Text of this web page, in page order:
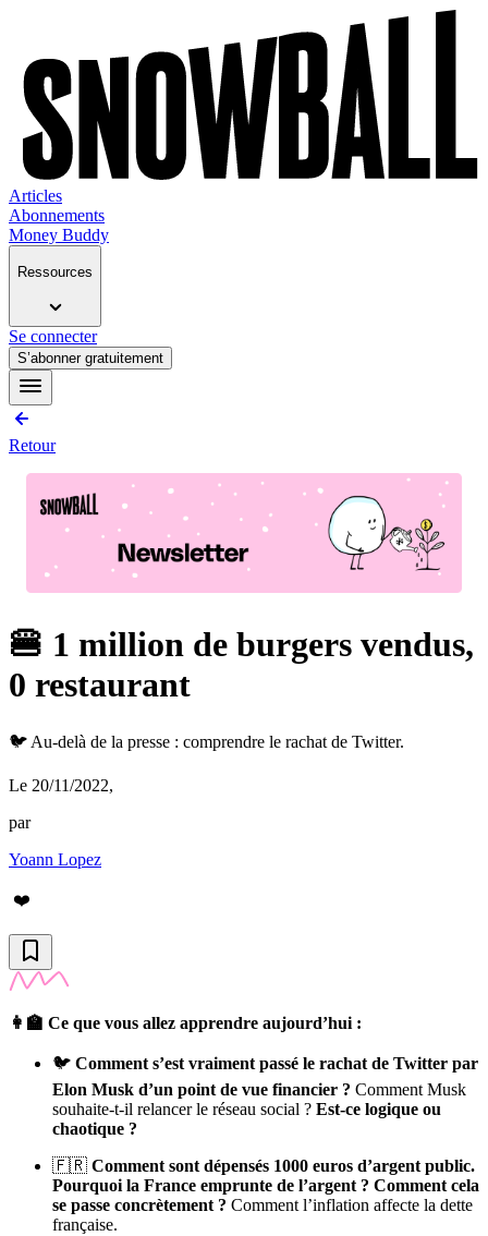
Articles
Abonnements
Money Buddy
Ressources
Se connecter
S’abonner gratuitement
Retour
🍔 1 million de burgers vendus,
0 restaurant
🐦 Au-delà de la presse : comprendre le rachat de Twitter.
Le 20/11/2022,
par
Yoann Lopez
❤️
👩‍🏫 Ce que vous allez apprendre aujourd’hui :
🐦 Comment s’est vraiment passé le rachat de Twitter par
Elon Musk d’un point de vue financier ? Comment Musk
souhaite-t-il relancer le réseau social ? Est-ce logique ou
chaotique ?
🇫🇷 Comment sont dépensés 1000 euros d’argent public.
Pourquoi la France emprunte de l’argent ? Comment cela
se passe concrètement ? Comment l’inflation affecte la dette
française.